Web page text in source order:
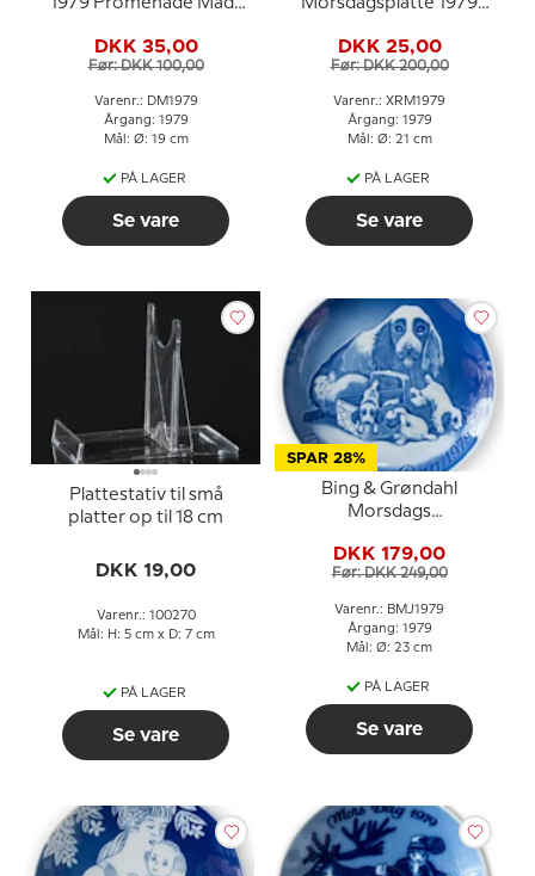
1979 Promenade Mads
DKK 35,00
Før: DKK 100,00
Varenr.: DM1979
Årgang: 1979
Mål: Ø: 19 cm
PÅ LAGER
Se vare
Morsdagsplatte 1979
DKK 25,00
Før: DKK 200,00
Varenr.: XRM1979
Årgang: 1979
Mål: Ø: 21 cm
PÅ LAGER
Se vare
Plattestativ til små
platter op til 18 cm
DKK 19,00
Varenr.: 100270
Mål: H: 5 cm x D: 7 cm
PÅ LAGER
Se vare
SPAR 28%
Bing & Grøndahl
Morsdags
cm
DKK 179,00
Før: DKK 249,00
Varenr.: BMJ1979
Årgang: 1979
Mål: Ø: 23 cm
PÅ LAGER
Se vare